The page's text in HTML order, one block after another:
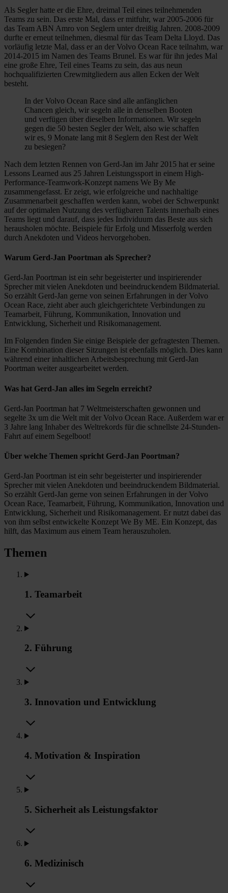
Als Segler hatte er die Ehre, dreimal Teil eines teilnehmenden
Teams zu sein. Das erste Mal, dass er mitfuhr, war 2005-2006 für
das Team ABN Amro von Seglern unter dreißig Jahren. 2008-2009
durfte er erneut teilnehmen, diesmal für das Team Delta Lloyd. Das
vorläufig letzte Mal, dass er an der Volvo Ocean Race teilnahm, war
2014-2015 im Namen des Teams Brunel. Es war für ihn jedes Mal
eine große Ehre, Teil eines Teams zu sein, das aus neun
hochqualifizierten Crewmitgliedern aus allen Ecken der Welt
besteht.
In der Volvo Ocean Race sind alle anfänglichen
Chancen gleich, wir segeln alle in denselben Booten
und verfügen über dieselben Informationen. Wir segeln
gegen die 50 besten Segler der Welt, also wie schaffen
wir es, 9 Monate lang mit 8 Seglern den Rest der Welt
zu besiegen?
Nach dem letzten Rennen von Gerd-Jan im Jahr 2015 hat er seine
Lessons Learned aus 25 Jahren Leistungssport in einem High-
Performance-Teamwork-Konzept namens We By Me
zusammengefasst. Er zeigt, wie erfolgreiche und nachhaltige
Zusammenarbeit geschaffen werden kann, wobei der Schwerpunkt
auf der optimalen Nutzung des verfügbaren Talents innerhalb eines
Teams liegt und darauf, dass jedes Individuum das Beste aus sich
herausholen möchte. Beispiele für Erfolg und Misserfolg werden
durch Anekdoten und Videos hervorgehoben.
Warum Gerd-Jan Poortman als Sprecher?
Gerd-Jan Poortman ist ein sehr begeisterter und inspirierender
Sprecher mit vielen Anekdoten und beeindruckendem Bildmaterial.
So erzählt Gerd-Jan gerne von seinen Erfahrungen in der Volvo
Ocean Race, zieht aber auch gleichgerichtete Verbindungen zu
Teamarbeit, Führung, Kommunikation, Innovation und
Entwicklung, Sicherheit und Risikomanagement.
Im Folgenden finden Sie einige Beispiele der gefragtesten Themen.
Eine Kombination dieser Sitzungen ist ebenfalls möglich. Dies kann
während einer inhaltlichen Arbeitsbesprechung mit Gerd-Jan
Poortman weiter ausgearbeitet werden.
Was hat Gerd-Jan alles im Segeln erreicht?
Gerd-Jan Poortman hat 7 Weltmeisterschaften gewonnen und
segelte 3x um die Welt mit der Volvo Ocean Race. Außerdem war er
3 Jahre lang Inhaber des Weltrekords für die schnellste 24-Stunden-
Fahrt auf einem Segelboot!
Über welche Themen spricht Gerd-Jan Poortman?
Gerd-Jan Poortman ist ein sehr begeisterter und inspirierender
Sprecher mit vielen Anekdoten und beeindruckendem Bildmaterial.
So erzählt Gerd-Jan gerne von seinen Erfahrungen in der Volvo
Ocean Race, Teamarbeit, Führung, Kommunikation, Innovation und
Entwicklung, Sicherheit und Risikomanagement. Er nutzt dabei das
von ihm selbst entwickelte Konzept We By ME. Ein Konzept, das
hilft, das Maximum aus einem Team herauszuholen.
Themen
1. Teamarbeit
2. Führung
3. Innovation und Entwicklung
4. Motivation & Inspiration
5. Sicherheit als Leistungsfaktor
6. Medizinisch